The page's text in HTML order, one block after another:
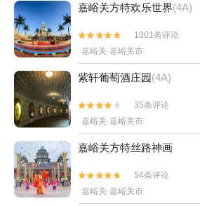
嘉峪关方特欢乐世界(4A)


1001条评论
嘉峪关·嘉峪关市
紫轩葡萄酒庄园(4A)


35条评论
嘉峪关·嘉峪关市
嘉峪关方特丝路神画


54条评论
嘉峪关·嘉峪关市